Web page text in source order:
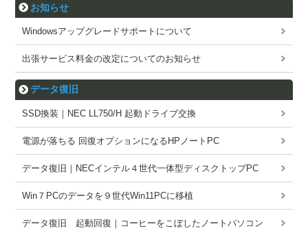
お知らせ
Windowsアップグレードサポートについて
出張サービス料金の改定についてのお知らせ
データ復旧
SSD換装｜NEC LL750/H 起動ドライブ交換
電源が落ちる 回復オプションになるHPノートPC
データ復旧｜NECインテル４世代一体型ディスクトップPC
Win７PCのデータを９世代Win11PCに移植
データ復旧 起動回復｜コーヒーをこぼしたノートパソコン